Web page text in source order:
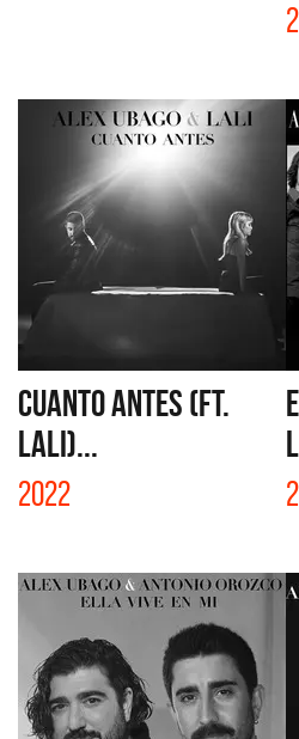
CUANTO ANTES (FT.
LALI)...
2022